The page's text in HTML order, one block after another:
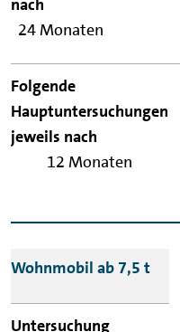
24 Monaten
12 Monaten
Wohnmobil ab 7,5 t